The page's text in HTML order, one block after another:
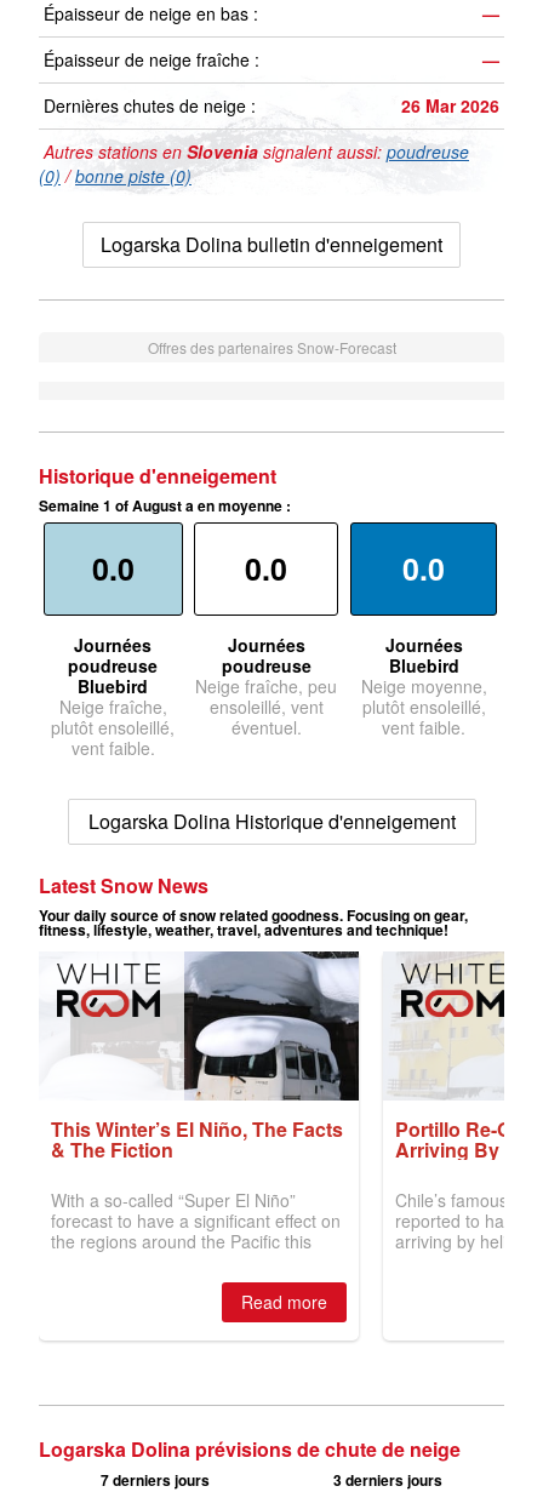
Épaisseur de neige en bas :
—
Épaisseur de neige fraîche :
—
Dernières chutes de neige :
26 Mar 2026
Autres stations en Slovenia signalent aussi: poudreuse
(0) /bonne piste (0)
Logarska Dolina bulletin d'enneigement
Offres des partenaires Snow-Forecast
Historique d'enneigement
Semaine 1 of August a en moyenne :
0.0
Journées
poudreuse
Bluebird
Neige fraîche,
plutôt ensoleillé,
vent faible.
0.0
Journées
poudreuse
Neige fraîche, peu
ensoleillé, vent
éventuel.
0.0
Journées
Bluebird
Neige moyenne,
plutôt ensoleillé,
vent faible.
Logarska Dolina Historique d'enneigement
Logarska Dolina prévisions de chute de neige
7 derniers jours 3 derniers jours